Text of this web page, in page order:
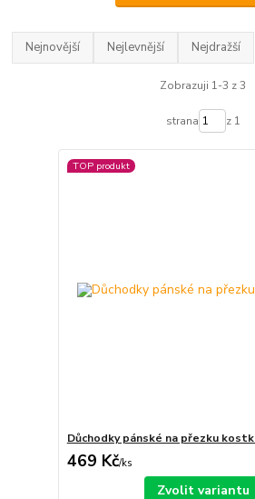
Nejnovější Nejlevnější Nejdražší
Zobrazuji 1-3 z 3
strana z 1
TOP produkt
Důchodky pánské na přezku
469 Kč/ks
Zvolit variantu